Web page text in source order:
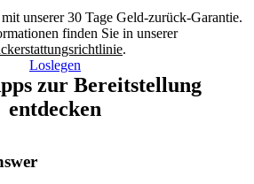
unserer 30 Tage Geld-zurück-Garantie.
finden Sie in unserer
.
Loslegen
zur Bereitstellung
entdecken